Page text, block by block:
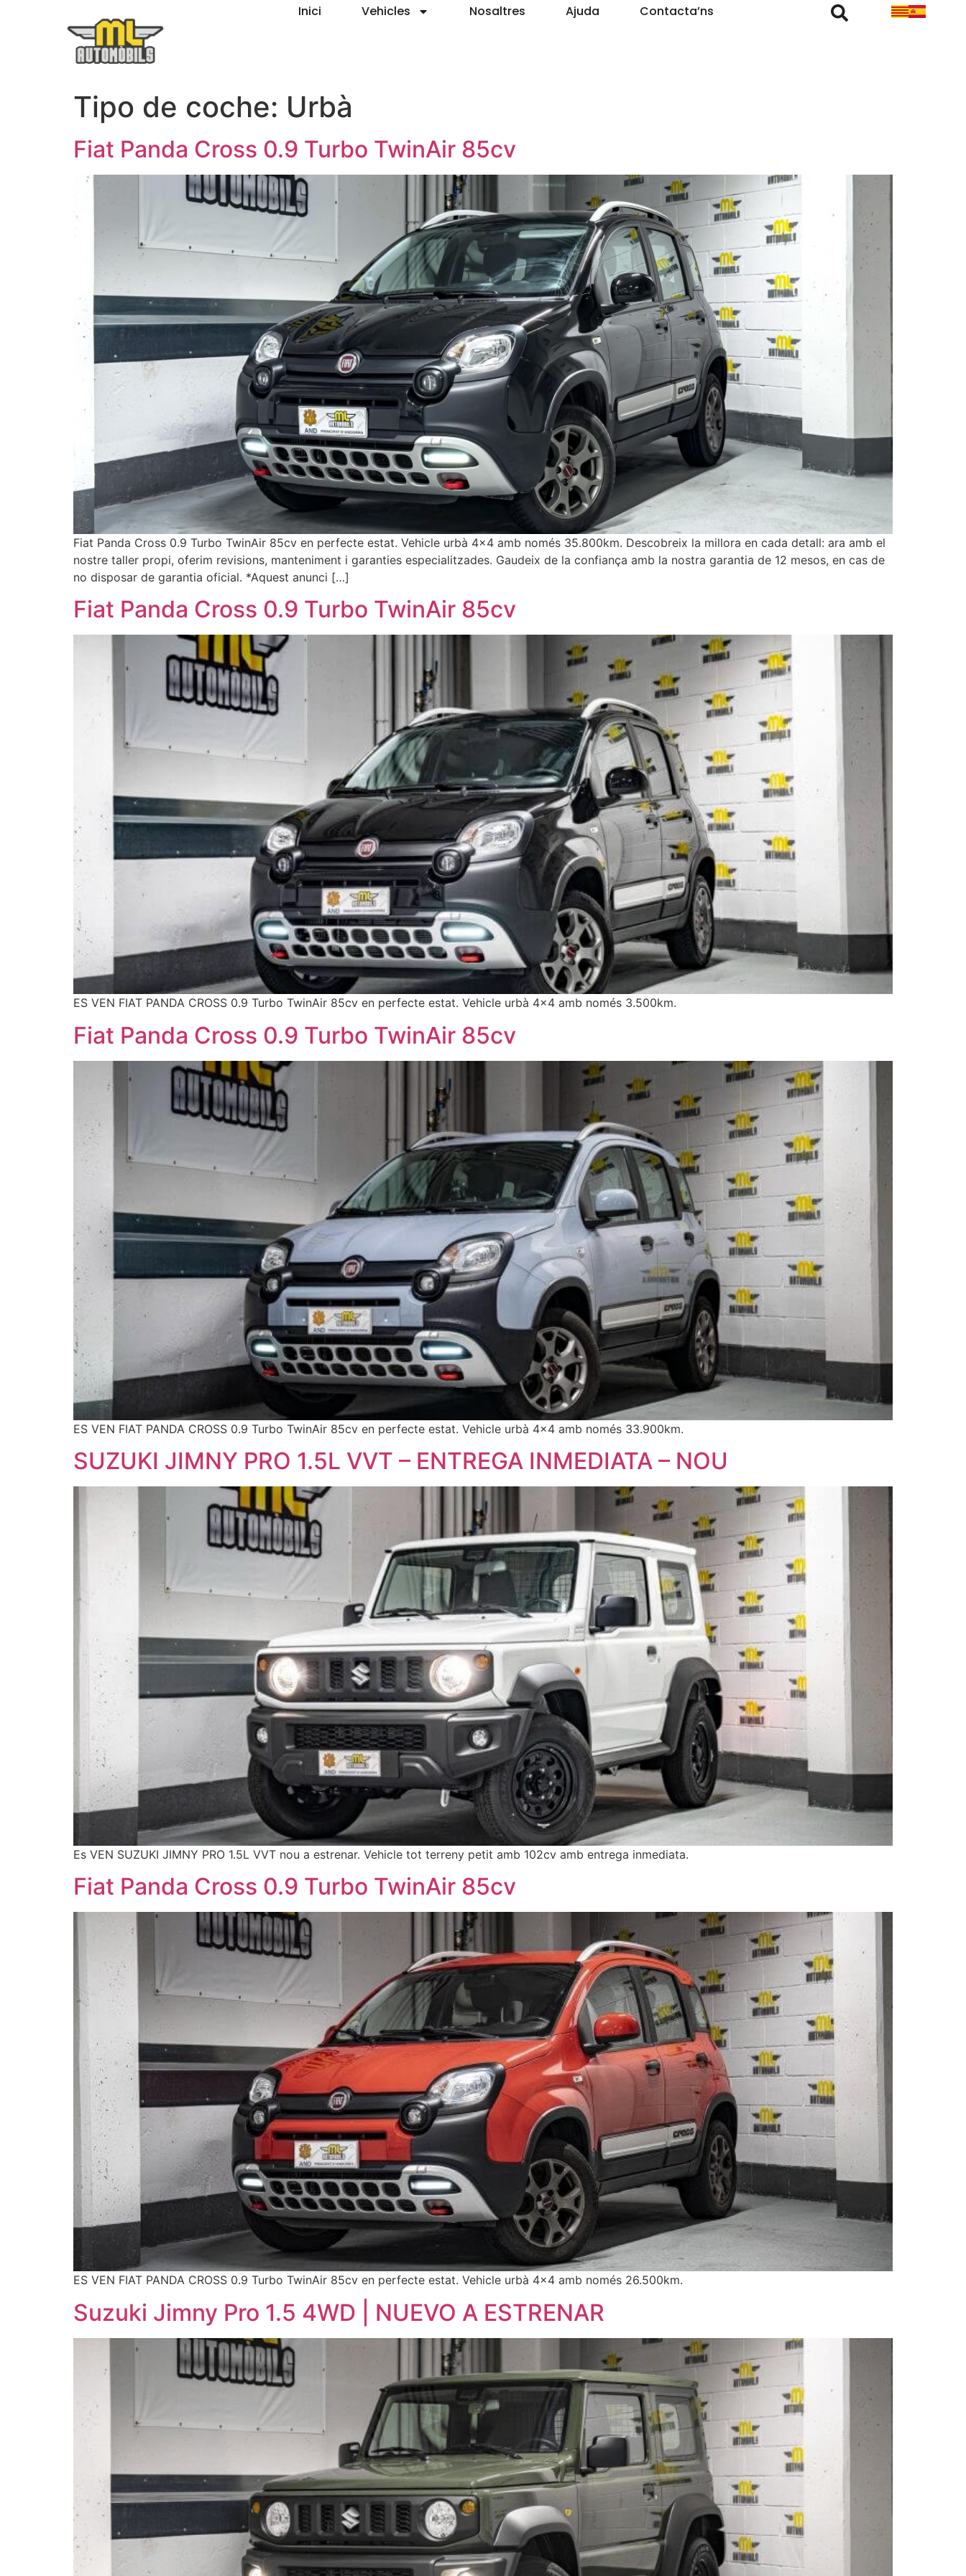
Inici Vehicles Nosaltres Ajuda Contacta’ns
Tipo de coche: Urbà
Fiat Panda Cross 0.9 Turbo TwinAir 85cv
Fiat Panda Cross 0.9 Turbo TwinAir 85cv en perfecte estat. Vehicle urbà 4×4 amb només 35.800km. Descobreix la millora en cada detall: ara amb el
nostre taller propi, oferim revisions, manteniment i garanties especialitzades. Gaudeix de la confiança amb la nostra garantia de 12 mesos, en cas de
no disposar de garantia oficial. *Aquest anunci […]
Fiat Panda Cross 0.9 Turbo TwinAir 85cv
ES VEN FIAT PANDA CROSS 0.9 Turbo TwinAir 85cv en perfecte estat. Vehicle urbà 4×4 amb només 3.500km.
Fiat Panda Cross 0.9 Turbo TwinAir 85cv
ES VEN FIAT PANDA CROSS 0.9 Turbo TwinAir 85cv en perfecte estat. Vehicle urbà 4×4 amb només 33.900km.
SUZUKI JIMNY PRO 1.5L VVT – ENTREGA INMEDIATA – NOU
Es VEN SUZUKI JIMNY PRO 1.5L VVT nou a estrenar. Vehicle tot terreny petit amb 102cv amb entrega inmediata.
Fiat Panda Cross 0.9 Turbo TwinAir 85cv
ES VEN FIAT PANDA CROSS 0.9 Turbo TwinAir 85cv en perfecte estat. Vehicle urbà 4×4 amb només 26.500km.
Suzuki Jimny Pro 1.5 4WD | NUEVO A ESTRENAR